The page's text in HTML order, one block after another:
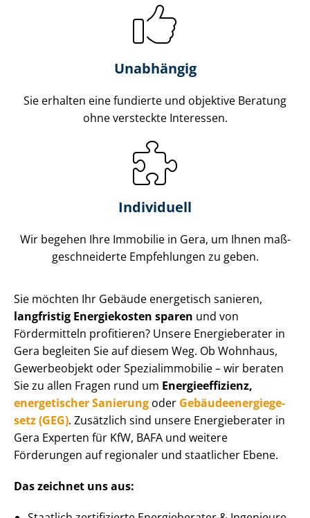
Unabhängig
Sie erhalten eine fundierte und objektive Beratung
ohne versteckte Interessen.
Individuell
Wir begehen Ihre Immobilie in Gera, um Ihnen maß­
ge­schnei­der­te Empfehlungen zu geben.
Sie möchten Ihr Gebäude energetisch sanieren,
langfristig Energiekosten sparen und von
Fördermitteln profitieren? Unsere Energieberater in
Gera begleiten Sie auf diesem Weg. Ob Wohnhaus,
Gewerbeobjekt oder Spe­zi­al­im­mo­bi­lie – wir beraten
Sie zu allen Fragen rund um En­er­gie­ef­fi­zi­enz,
energetischer Sanierung oder Ge­bäu­de­en­er­gie­ge­
setz (GEG). Zusätzlich sind unsere Energieberater in
Gera Experten für KfW, BAFA und weitere
Förderungen auf regionaler und staatlicher Ebene.
Das zeichnet uns aus: